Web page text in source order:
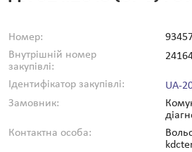
Номер:
Внутрішній номер
закупівлі:
Ідентифікатор закупівлі:
UA-
Замовник:
Контактна особа: